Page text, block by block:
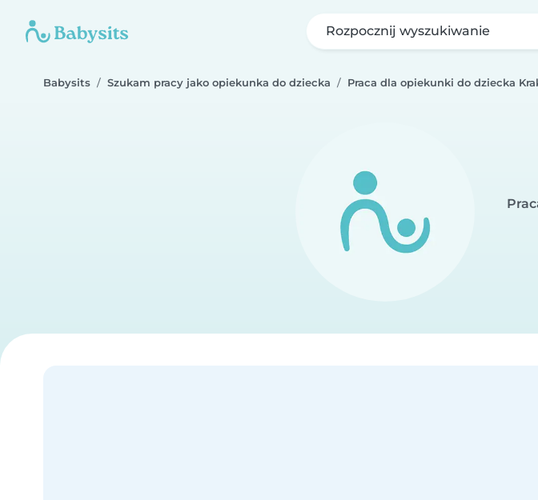
Rozpocznij wyszukiwanie
Babysits Szukam pracy jako opiekunka do dziecka Praca dla opiekunki do dziecka